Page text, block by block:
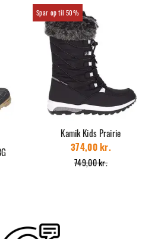
50%
Kamik Kids Prairie
749,00 kr.
374,00 kr.